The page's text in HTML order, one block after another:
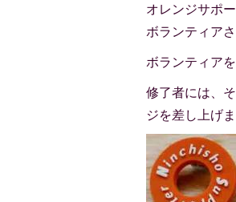
オレンジサポ
ボランティアさ
ボランティア
修了者には、
ジを差し上げま